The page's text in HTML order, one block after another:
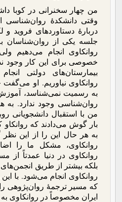
من چهار سخنرانی در کوبا
وقتی دانشکدۀ
دربارۀ دستاوردهای فروید
جلسه یکی از روان‌شناسان
روانکاوی انجام می‌دهیم
خصوصی برای این کار وجود
بیمارستان‌های دولتی
روانکاوی نیاوریم. او
به رسمیت نمی‌شناسد،
روان‌شناسی وجود ندارد. به
من با استقبال دانشجویانی
بار گوش می‌دادند که
به هر حال این را از این
روانکاوی، مشکل ما را
روانکاوی در دنیا عمدتاً از
بلکه بیشتر از طریق انجمن‌های
روانکاوی انجام می‌شود. با
که مسیر ترجمۀ روان‌پژوهی
ایران مخصوصاً در روانکاوی